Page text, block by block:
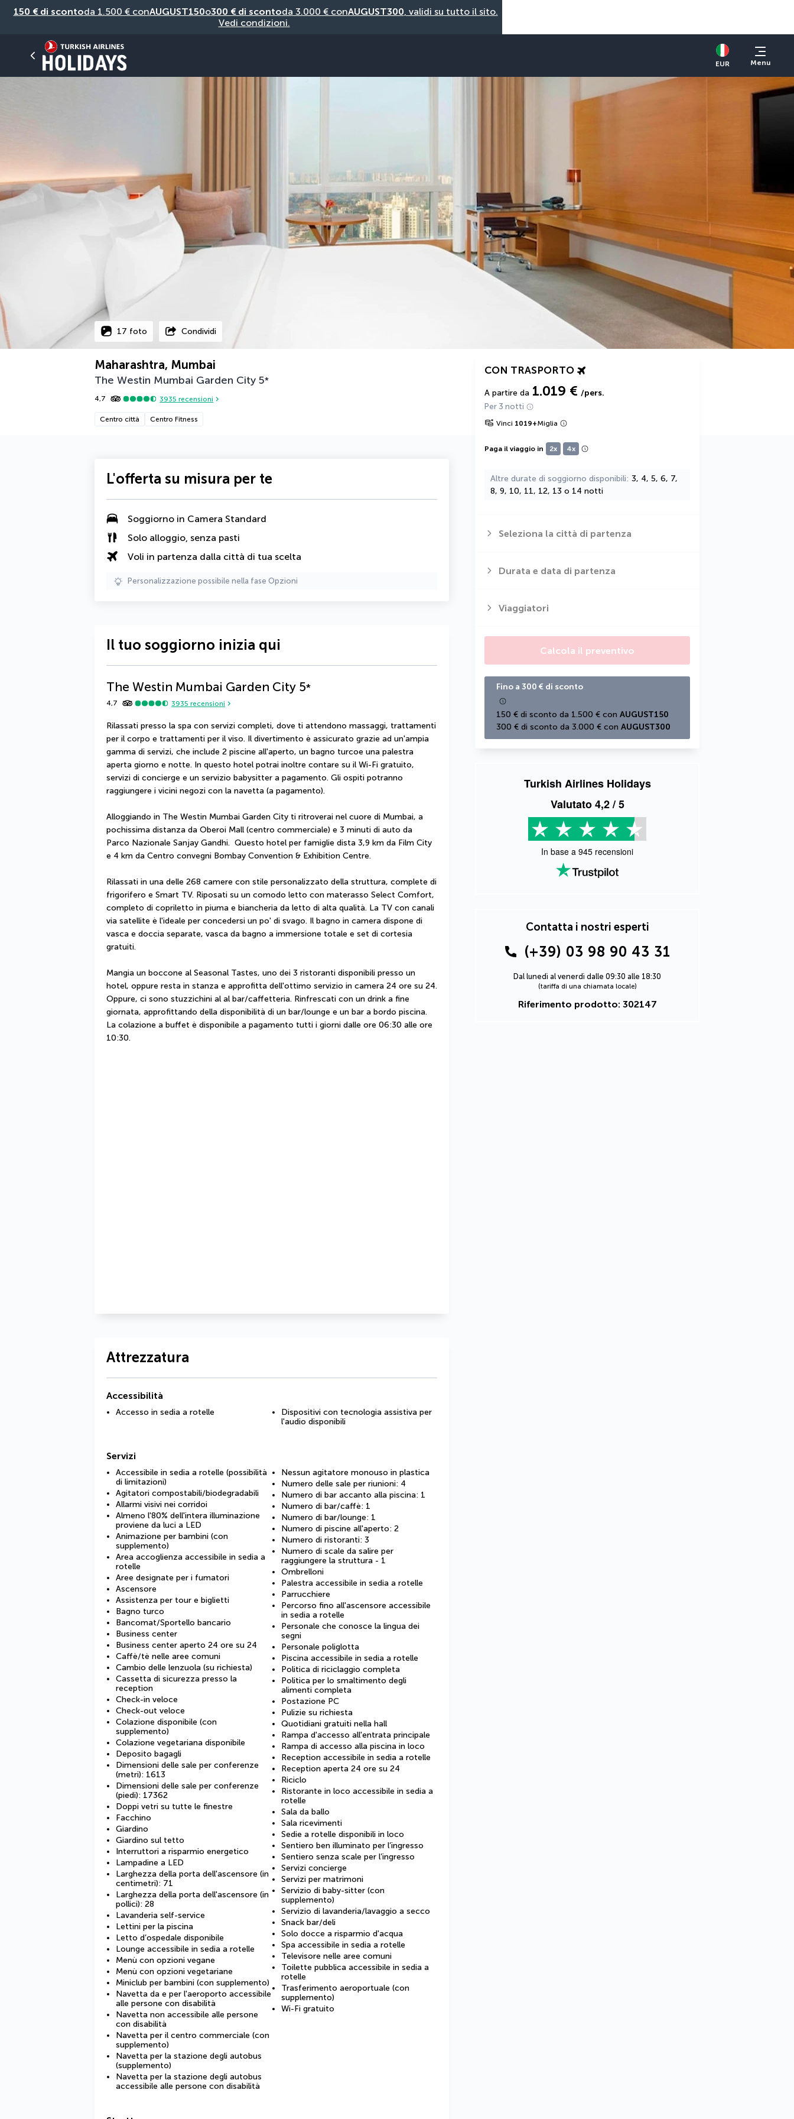
150 € di scontoda 1.500 € conAUGUST150o300 € di scontoda 3.000 € conAUGUST300, validi su tutto il sito.
Vedi condizioni.
EUR Menu
17 foto Condividi
Maharashtra, Mumbai
The Westin Mumbai Garden City 5*
4,7 3935 recensioni
Centro città Centro Fitness
CON TRASPORTO
A partire da 1.019 € /pers.
Per 3 notti
Vinci 1019+Miglia
Paga il viaggio in 2x 4x
Altre durate di soggiorno disponibili 3, 4, 5, 6, 7,
8, 9, 10, 11, 12, 13 o 14 notti
Seleziona la città di partenza
Durata e data di partenza
Viaggiatori
Calcola il preventivo
Fino a 300 € di sconto
150 € di sconto da 1.500 € con AUGUST150
300 € di sconto da 3.000 € con AUGUST300
Turkish Airlines Holidays
Valutato4,2/ 5
In base a 945 recensioni
Contatta i nostri esperti
(+39) 03 98 90 43 31
Dal lunedì al venerdì dalle 09:30 alle 18:30
(tariffa di una chiamata locale)
Riferimento prodotto: 302147
L'offerta su misura per te
Soggiorno in Camera Standard
Solo alloggio, senza pasti
Voli in partenza dalla città di tua scelta
Personalizzazione possibile nella fase Opzioni
Il tuo soggiorno inizia qui
The Westin Mumbai Garden City 5*
4,7 3935 recensioni
Rilassati presso la spa con servizi completi, dove ti attendono massaggi, trattamenti
per il corpo e trattamenti per il viso. Il divertimento è assicurato grazie ad un'ampia
gamma di servizi, che include 2 piscine all'aperto, un bagno turcoe una palestra
aperta giorno e notte. In questo hotel potrai inoltre contare su il Wi-Fi gratuito,
servizi di concierge e un servizio babysitter a pagamento. Gli ospiti potranno
raggiungere i vicini negozi con la navetta (a pagamento).
Alloggiando in The Westin Mumbai Garden City ti ritroverai nel cuore di Mumbai, a
pochissima distanza da Oberoi Mall (centro commerciale) e 3 minuti di auto da
Parco Nazionale Sanjay Gandhi.  Questo hotel per famiglie dista 3,9 km da Film City
e 4 km da Centro convegni Bombay Convention & Exhibition Centre.
Rilassati in una delle 268 camere con stile personalizzato della struttura, complete di
frigorifero e Smart TV. Riposati su un comodo letto con materasso Select Comfort,
completo di copriletto in piuma e biancheria da letto di alta qualità. La TV con canali
via satellite è l'ideale per concedersi un po' di svago. Il bagno in camera dispone di
vasca e doccia separate, vasca da bagno a immersione totale e set di cortesia
gratuiti.
Mangia un boccone al Seasonal Tastes, uno dei 3 ristoranti disponibili presso un
hotel, oppure resta in stanza e approfitta dell'ottimo servizio in camera 24 ore su 24.
Oppure, ci sono stuzzichini al al bar/caffetteria. Rinfrescati con un drink a fine
giornata, approfittando della disponibilità di un bar/lounge e un bar a bordo piscina.
La colazione a buffet è disponibile a pagamento tutti i giorni dalle ore 06:30 alle ore
10:30.
Attrezzatura
Accessibilità
Accesso in sedia a rotelle
Dispositivi con tecnologia assistiva per
l'audio disponibili
Servizi
Accessibile in sedia a rotelle (possibilità
di limitazioni)
Agitatori compostabili/biodegradabili
Allarmi visivi nei corridoi
Almeno l'80% dell'intera illuminazione
proviene da luci a LED
Animazione per bambini (con
supplemento)
Area accoglienza accessibile in sedia a
rotelle
Aree designate per i fumatori
Ascensore
Assistenza per tour e biglietti
Bagno turco
Bancomat/Sportello bancario
Business center
Business center aperto 24 ore su 24
Caffè/tè nelle aree comuni
Cambio delle lenzuola (su richiesta)
Cassetta di sicurezza presso la
reception
Check-in veloce
Check-out veloce
Colazione disponibile (con
supplemento)
Colazione vegetariana disponibile
Deposito bagagli
Dimensioni delle sale per conferenze
(metri): 1613
Dimensioni delle sale per conferenze
(piedi): 17362
Doppi vetri su tutte le finestre
Facchino
Giardino
Giardino sul tetto
Interruttori a risparmio energetico
Lampadine a LED
Larghezza della porta dell'ascensore (in
centimetri): 71
Larghezza della porta dell'ascensore (in
pollici): 28
Lavanderia self-service
Lettini per la piscina
Letto d’ospedale disponibile
Lounge accessibile in sedia a rotelle
Menù con opzioni vegane
Menù con opzioni vegetariane
Miniclub per bambini (con supplemento)
Navetta da e per l'aeroporto accessibile
alle persone con disabilità
Navetta non accessibile alle persone
con disabilità
Navetta per il centro commerciale (con
supplemento)
Navetta per la stazione degli autobus
(supplemento)
Navetta per la stazione degli autobus
accessibile alle persone con disabilità
Nessun agitatore monouso in plastica
Numero delle sale per riunioni: 4
Numero di bar accanto alla piscina: 1
Numero di bar/caffè: 1
Numero di bar/lounge: 1
Numero di piscine all'aperto: 2
Numero di ristoranti: 3
Numero di scale da salire per
raggiungere la struttura - 1
Ombrelloni
Palestra accessibile in sedia a rotelle
Parrucchiere
Percorso fino all'ascensore accessibile
in sedia a rotelle
Personale che conosce la lingua dei
segni
Personale poliglotta
Piscina accessibile in sedia a rotelle
Politica di riciclaggio completa
Politica per lo smaltimento degli
alimenti completa
Postazione PC
Pulizie su richiesta
Quotidiani gratuiti nella hall
Rampa d'accesso all'entrata principale
Rampa di accesso alla piscina in loco
Reception accessibile in sedia a rotelle
Reception aperta 24 ore su 24
Riciclo
Ristorante in loco accessibile in sedia a
rotelle
Sala da ballo
Sala ricevimenti
Sedie a rotelle disponibili in loco
Sentiero ben illuminato per l’ingresso
Sentiero senza scale per l’ingresso
Servizi concierge
Servizi per matrimoni
Servizio di baby-sitter (con
supplemento)
Servizio di lavanderia/lavaggio a secco
Snack bar/deli
Solo docce a risparmio d'acqua
Spa accessibile in sedia a rotelle
Televisore nelle aree comuni
Toilette pubblica accessibile in sedia a
rotelle
Trasferimento aeroportuale (con
supplemento)
Wi-Fi gratuito